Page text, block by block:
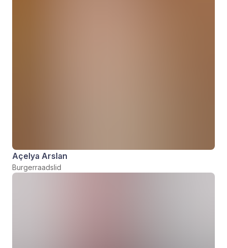
Açelya Arslan
Burgerraadslid